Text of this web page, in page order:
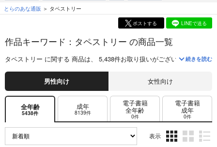
とらのあな通販 タペストリー
ポストする LINEで送る
作品キーワード：タペストリー の商品一覧
タペストリー に関する 商品は、 5,438件お取り扱いがございます。「
続きを読む
男性向け 女性向け
全年齢
5438件
成年
8139件
電子書籍
全年齢
0件
電子書籍
成年
0件
表示